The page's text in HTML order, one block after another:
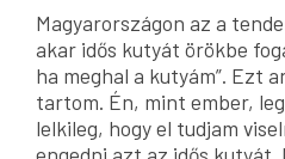
Magyarországon az a
akar idős kutyát örökbe
ha meghal a kutyám”. Ezt
tartom. Én, mint ember,
lelkileg, hogy el tudjam